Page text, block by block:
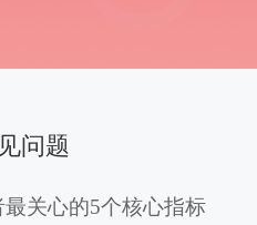
问题
关心的5个核心指标